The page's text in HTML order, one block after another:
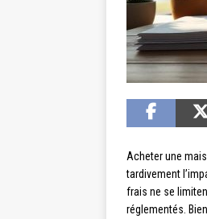
Acheter une
tardivement
frais ne se
réglementés.